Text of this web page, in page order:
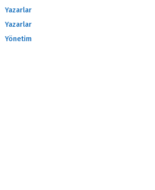
Yazarlar
Yazarlar
Yönetim